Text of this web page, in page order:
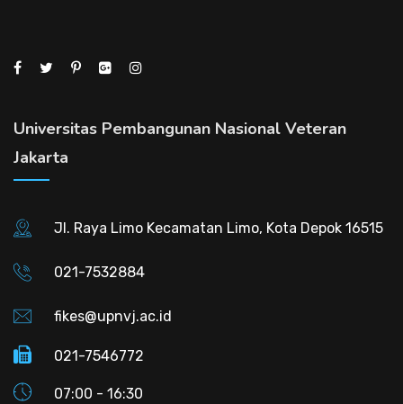
Universitas Pembangunan Nasional Veteran
Jakarta
Jl. Raya Limo Kecamatan Limo, Kota Depok 16515
021-7532884
fikes@upnvj.ac.id
021-7546772
07:00 - 16:30